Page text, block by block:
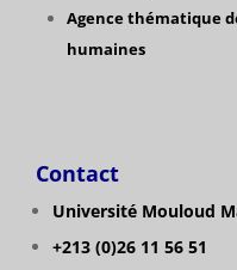
Agence thématique
humaines
Contact
Université Mouloud
+213 (0)26 11 56 51